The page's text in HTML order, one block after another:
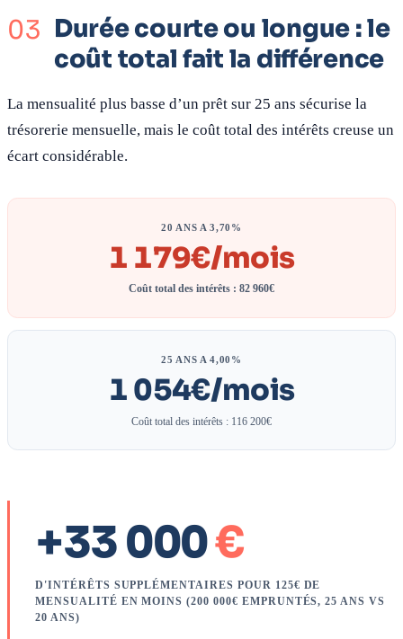
Durée courte ou longue : le
coût total fait la différence
La mensualité plus basse d’un prêt sur 25 ans sécurise la
trésorerie mensuelle, mais le coût total des intérêts creuse un
écart considérable.
20 ANS A 3,70%
1 179€/mois
Coût total des intérêts : 82 960€
25 ANS A 4,00%
1 054€/mois
Coût total des intérêts : 116 200€
+33 000€
D'INTÉRÊTS SUPPLÉMENTAIRES POUR 125€ DE
MENSUALITÉ EN MOINS (200 000€ EMPRUNTÉS, 25 ANS VS
20 ANS)